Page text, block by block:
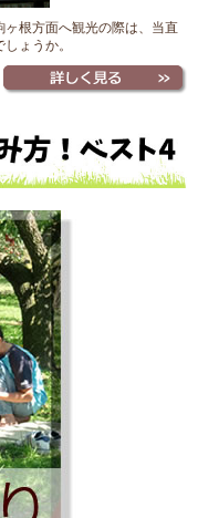
根方面へ観光の際は、当直
ょうか。